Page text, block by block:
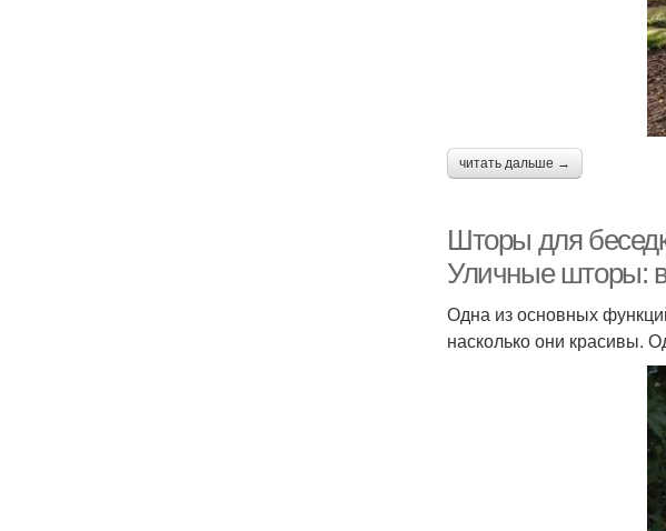
читать дальше →
Шторы для
Уличные шторы:
Одна из основных
насколько они красивы.